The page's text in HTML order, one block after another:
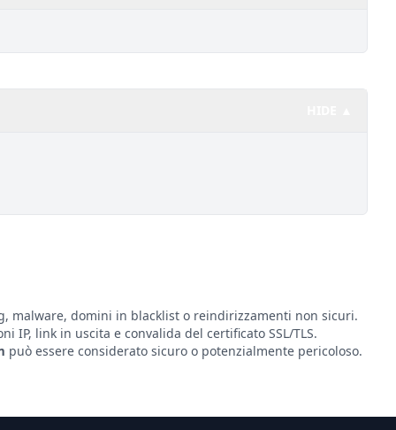
malware, domini in blacklist o reindirizzamenti non sicuri.
IP, link in uscita e convalida del certificato SSL/TLS.
può essere considerato sicuro o potenzialmente pericoloso.